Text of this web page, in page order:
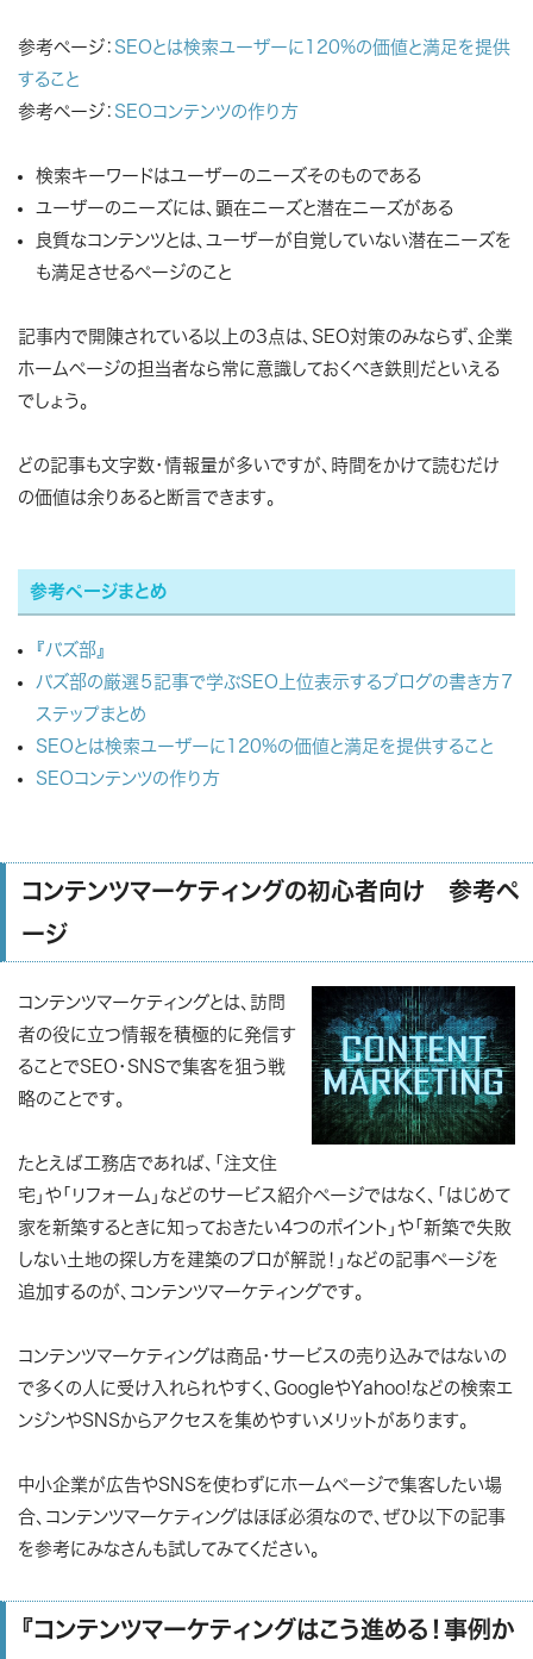
参考ページ： SEOとは検索ユーザーに120%の価値と満足を提供
すること
参考ページ： SEOコンテンツの作り方
検索キーワードはユーザーのニーズそのものである
ユーザーのニーズには、顕在ニーズと潜在ニーズがある
良質なコンテンツとは、ユーザーが自覚していない潜在ニーズを
も満足させるページのこと
記事内で開陳されている以上の3点は、SEO対策のみならず、企業
ホームページの担当者なら常に意識しておくべき鉄則だといえる
でしょう。
どの記事も文字数・情報量が多いですが、時間をかけて読むだけ
の価値は余りあると断言できます。
参考ページまとめ
『バズ部』
バズ部の厳選５記事で学ぶSEO上位表示するブログの書き方７
ステップまとめ
SEOとは検索ユーザーに120%の価値と満足を提供すること
SEOコンテンツの作り方
コンテンツマーケティングの初心者向け 参考ペ
ージ
コンテンツマーケティングとは、訪問
者の役に立つ情報を積極的に発信す
ることでSEO・SNSで集客を狙う戦
略のことです。
たとえば工務店であれば、「注文住
宅」や「リフォーム」などのサービス紹介ページではなく、「はじめて
家を新築するときに知っておきたい4つのポイント」や「新築で失敗
しない土地の探し方を建築のプロが解説！」などの記事ページを
追加するのが、コンテンツマーケティングです。
コンテンツマーケティングは商品・サービスの売り込みではないの
で多くの人に受け入れられやすく、GoogleやYahoo!などの検索エ
ンジンやSNSからアクセスを集めやすいメリットがあります。
中小企業が広告やSNSを使わずにホームページで集客したい場
合、コンテンツマーケティングはほぼ必須なので、ぜひ以下の記事
を参考にみなさんも試してみてください。
『コンテンツマーケティングはこう進める！事例か